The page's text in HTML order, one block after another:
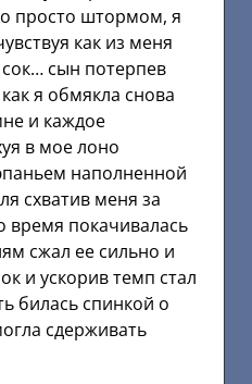
просто штормом, я
как из меня
сок… сын потерпев
я обмякла снова
и каждое
в мое лоно
наполненной
схватив меня за
время покачивалась
сжал ее сильно и
и ускорив темп стал
билась спинкой о
сдерживать